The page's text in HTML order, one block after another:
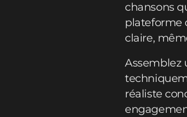
chansons
plateforme
claire,
Assemblez
réaliste